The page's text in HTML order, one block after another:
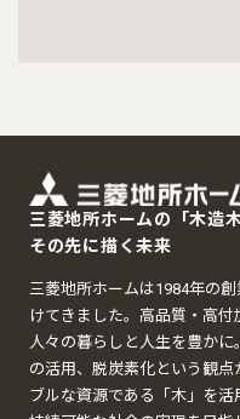
三菱地所ホームの「木造木
その先に描く未来
三菱地所ホームは1984年の
けてきました。高品質・高付
人々の暮らしと人生を豊か
の活用、脱炭素化という観
ブルな資源である「木」を活